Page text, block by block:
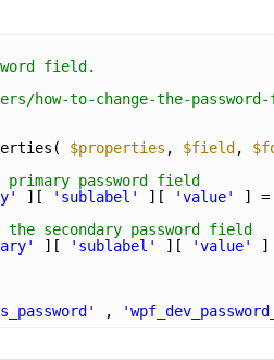
field.
how-to-change-the-
$properties , $field ,
password field
][ 'sublabel' ][ 'value' ] =
secondary password field
][ 'sublabel' ][ 'value' ]
,